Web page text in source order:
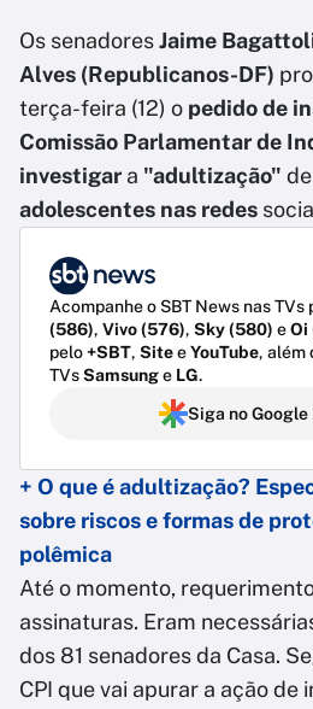
Os senadoresJaime
Alves (Republicanos-DF)
terça-feira (12) o pedido de
Comissão Parlamentar de
investigar a "adultização" de
adolescentes nas redes
Acompanhe o SBT News nas
(586), Vivo (576), Sky (580) eOi
pelo+SBT, SiteeYouTube, além
TVsSamsunge LG.
Siga no Google
+ O que é adultização?
sobre riscos e formas de
polêmica
Até o momento,
assinaturas. Eram
dos 81 senadores da Casa.
CPI que vai apurar a ação de